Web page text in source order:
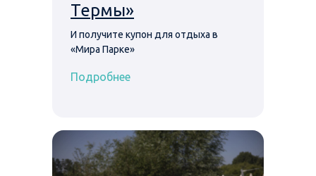
Термы»
И получите купон для отдыха в
«Мира Парке»
Подробнее